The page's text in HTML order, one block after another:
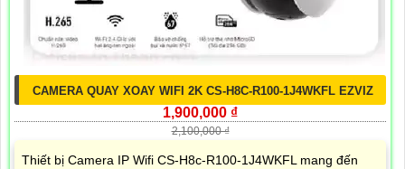
CAMERA QUAY XOAY WIFI 2K CS-H8C-R100-1J4WKFL EZVIZ
1,900,000 ₫
2,100,000 ₫
Thiết bị Camera IP Wifi CS-H8c-R100-1J4WKFL mang đến